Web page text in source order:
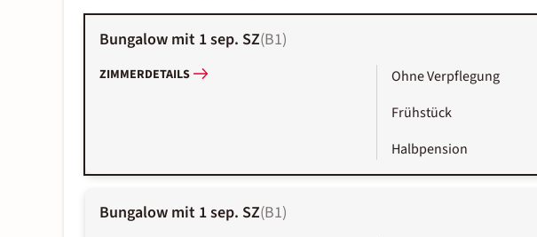
Bungalow mit 1 sep. SZ(B1)
ZIMMERDETAILS Ohne Verpflegung
Frühstück
Halbpension
Bungalow mit 1 sep. SZ(B1)